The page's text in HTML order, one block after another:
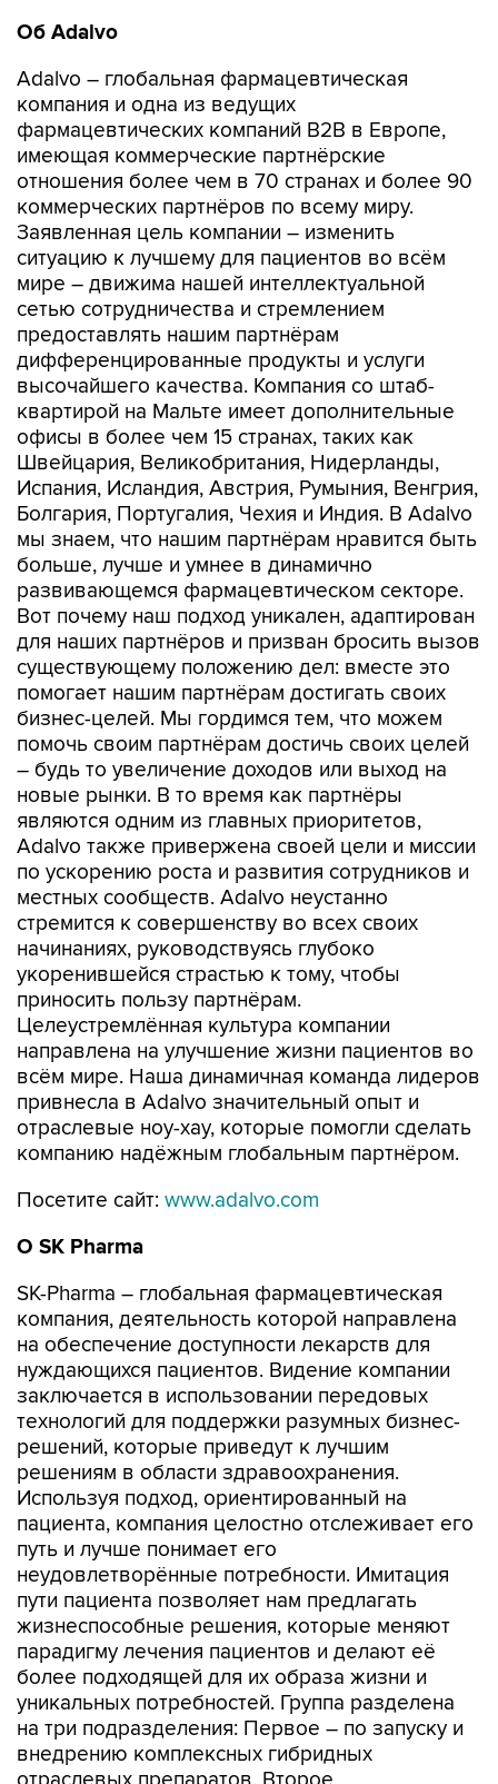
Об Adalvo
Adalvo – глобальная фармацевтическая
компания и одна из ведущих
фармацевтических компаний B2B в Европе,
имеющая коммерческие партнёрские
отношения более чем в 70 странах и более 90
коммерческих партнёров по всему миру.
Заявленная цель компании – изменить
ситуацию к лучшему для пациентов во всём
мире – движима нашей интеллектуальной
сетью сотрудничества и стремлением
предоставлять нашим партнёрам
дифференцированные продукты и услуги
высочайшего качества. Компания со штаб-
квартирой на Мальте имеет дополнительные
офисы в более чем 15 странах, таких как
Швейцария, Великобритания, Нидерланды,
Испания, Исландия, Австрия, Румыния, Венгрия,
Болгария, Португалия, Чехия и Индия. В Adalvo
мы знаем, что нашим партнёрам нравится быть
больше, лучше и умнее в динамично
развивающемся фармацевтическом секторе.
Вот почему наш подход уникален, адаптирован
для наших партнёров и призван бросить вызов
существующему положению дел: вместе это
помогает нашим партнёрам достигать своих
бизнес-целей. Мы гордимся тем, что можем
помочь своим партнёрам достичь своих целей
– будь то увеличение доходов или выход на
новые рынки. В то время как партнёры
являются одним из главных приоритетов,
Adalvo также привержена своей цели и миссии
по ускорению роста и развития сотрудников и
местных сообществ. Adalvo неустанно
стремится к совершенству во всех своих
начинаниях, руководствуясь глубоко
укоренившейся страстью к тому, чтобы
приносить пользу партнёрам.
Целеустремлённая культура компании
направлена ​​на улучшение жизни пациентов во
всём мире. Наша динамичная команда лидеров
привнесла в Adalvo значительный опыт и
отраслевые ноу-хау, которые помогли сделать
компанию надёжным глобальным партнёром.
Посетите сайт: www.adalvo.com
О SK Pharma
SK-Pharma – глобальная фармацевтическая
компания, деятельность которой направлена
на обеспечение доступности лекарств для
нуждающихся пациентов. Видение компании
заключается в использовании передовых
технологий для поддержки разумных бизнес-
решений, которые приведут к лучшим
решениям в области здравоохранения.
Используя подход, ориентированный на
пациента, компания целостно отслеживает его
путь и лучше понимает его
неудовлетворённые потребности. Имитация
пути пациента позволяет нам предлагать
жизнеспособные решения, которые меняют
парадигму лечения пациентов и делают её
более подходящей для их образа жизни и
уникальных потребностей. Группа разделена
на три подразделения: Первое – по запуску и
внедрению комплексных гибридных